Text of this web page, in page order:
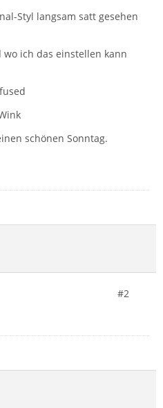
Styl langsam satt gesehen
ich das einstellen kann
schönen Sonntag.
#2